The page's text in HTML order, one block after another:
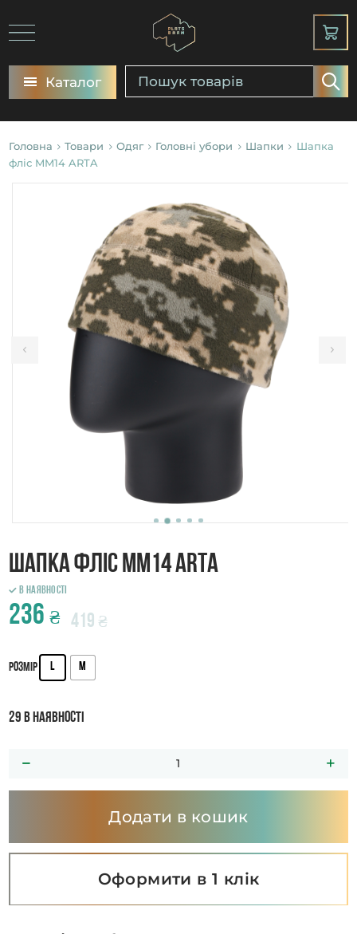
Каталог
Головна Товари Одяг Головні убори Шапки
Шапка
фліс MM14 ARTA
Шапка фліс MM14 ARTA
В наявності
419 ₴
236 ₴
Розмір L M
29 в наявності
Додати в кошик
Оформити в 1 клік